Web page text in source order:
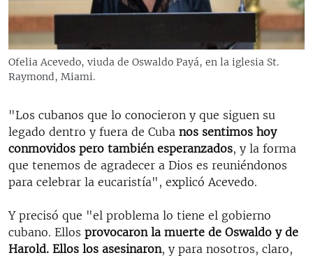
Ofelia Acevedo, viuda de Oswaldo Payá, en la iglesia St.
Raymond, Miami.
"Los cubanos que lo conocieron y que siguen su
legado dentro y fuera de Cuba nos sentimos hoy
conmovidos pero también esperanzados, y la forma
que tenemos de agradecer a Dios es reuniéndonos
para celebrar la eucaristía", explicó Acevedo.
Y precisó que "el problema lo tiene el gobierno
cubano. Ellos provocaron la muerte de Oswaldo y de
Harold. Ellos los asesinaron, y para nosotros, claro,